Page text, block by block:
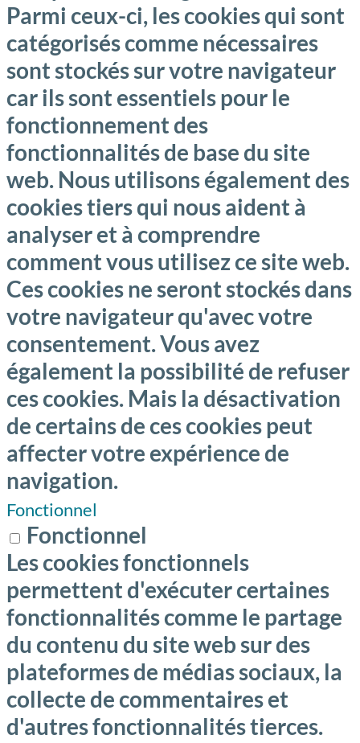
Parmi ceux-ci, les cookies qui sont
catégorisés comme nécessaires
sont stockés sur votre navigateur
car ils sont essentiels pour le
fonctionnement des
fonctionnalités de base du site
web. Nous utilisons également des
cookies tiers qui nous aident à
analyser et à comprendre
comment vous utilisez ce site web.
Ces cookies ne seront stockés dans
votre navigateur qu'avec votre
consentement. Vous avez
également la possibilité de refuser
ces cookies. Mais la désactivation
de certains de ces cookies peut
affecter votre expérience de
navigation.
Fonctionnel
Fonctionnel
Les cookies fonctionnels
permettent d'exécuter certaines
fonctionnalités comme le partage
du contenu du site web sur des
plateformes de médias sociaux, la
collecte de commentaires et
d'autres fonctionnalités tierces.